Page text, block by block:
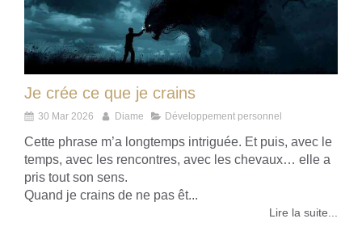
Je crée ce que je crains
30 Mar 2026 Diame Développement personnel
Cette phrase m’a longtemps intriguée. Et puis, avec le
temps, avec les rencontres, avec les chevaux… elle a
pris tout son sens.
Quand je crains de ne pas êt...
Lire la suite...